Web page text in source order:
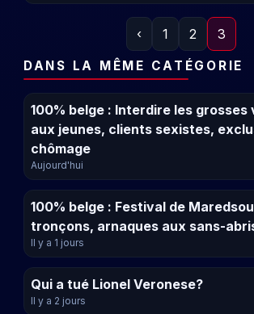
‹ 1 2 3
DANS LA MÊME CATÉGORIE
100% belge : Interdire les grosses
aux jeunes, clients sexistes,
chômage
Aujourd'hui
100% belge : Festival de
tronçons, arnaques aux sans-
Il y a 1 jours
Qui a tué Lionel Veronese?
Il y a 2 jours